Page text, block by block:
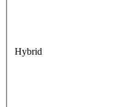
Hybrid